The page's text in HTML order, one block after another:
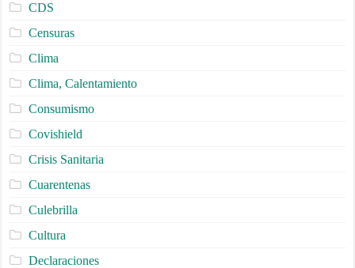
CDS
Censuras
Clima
Clima, Calentamiento
Consumismo
Covishield
Crisis Sanitaria
Cuarentenas
Culebrilla
Cultura
Declaraciones